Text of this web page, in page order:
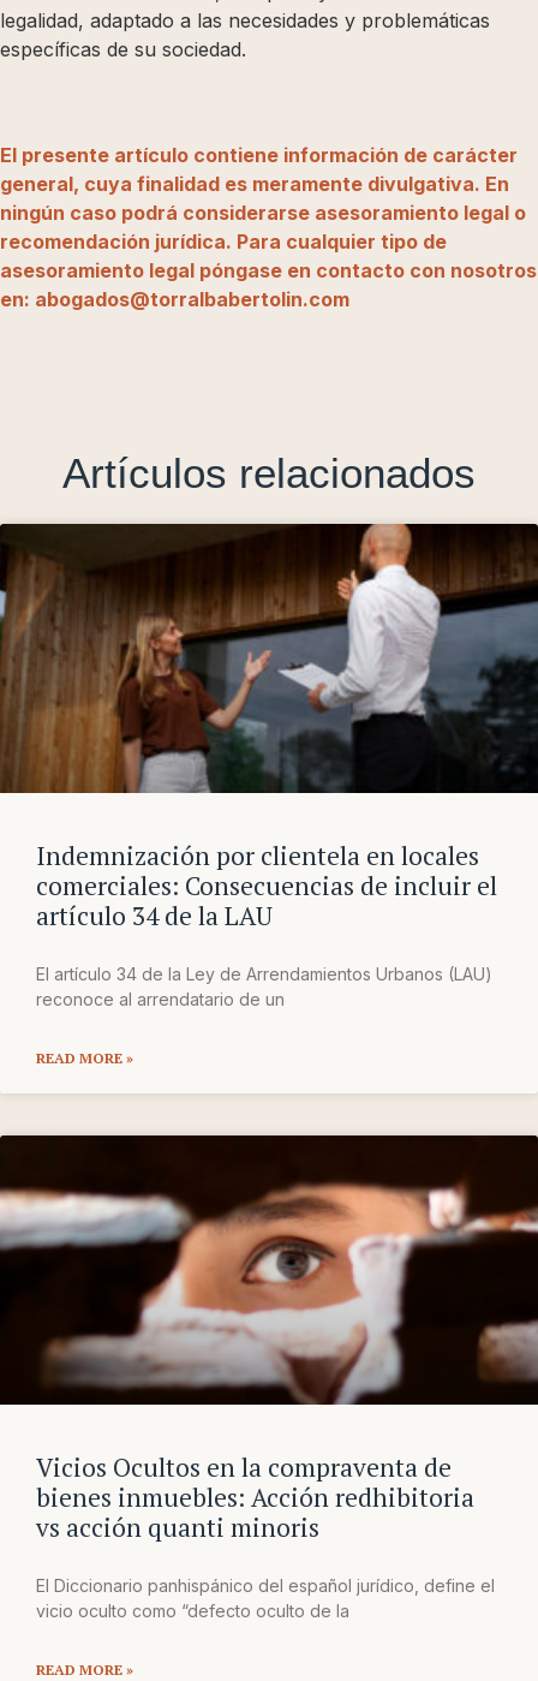
legalidad, adaptado a las necesidades y problemáticas
específicas de su sociedad.
El presente artículo contiene información de carácter
general, cuya finalidad es meramente divulgativa. En
ningún caso podrá considerarse asesoramiento legal o
recomendación jurídica. Para cualquier tipo de
asesoramiento legal póngase en contacto con nosotros
en: abogados@torralbabertolin.com
Artículos relacionados
Indemnización por clientela en locales
comerciales: Consecuencias de incluir el
artículo 34 de la LAU
El artículo 34 de la Ley de Arrendamientos Urbanos (LAU)
reconoce al arrendatario de un
READ MORE »
Vicios Ocultos en la compraventa de
bienes inmuebles: Acción redhibitoria
vs acción quanti minoris
El Diccionario panhispánico del español jurídico, define el
vicio oculto como “defecto oculto de la
READ MORE »